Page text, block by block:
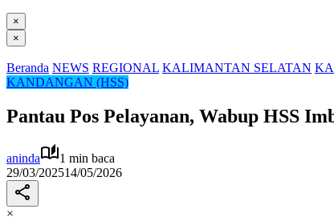
×
×
Beranda NEWS REGIONAL KALIMANTAN SELATAN
KANDANGAN (HSS)
Pantau Pos Pelayanan, Wabup HSS
aninda
1 min baca
29/03/202514/05/2026
×